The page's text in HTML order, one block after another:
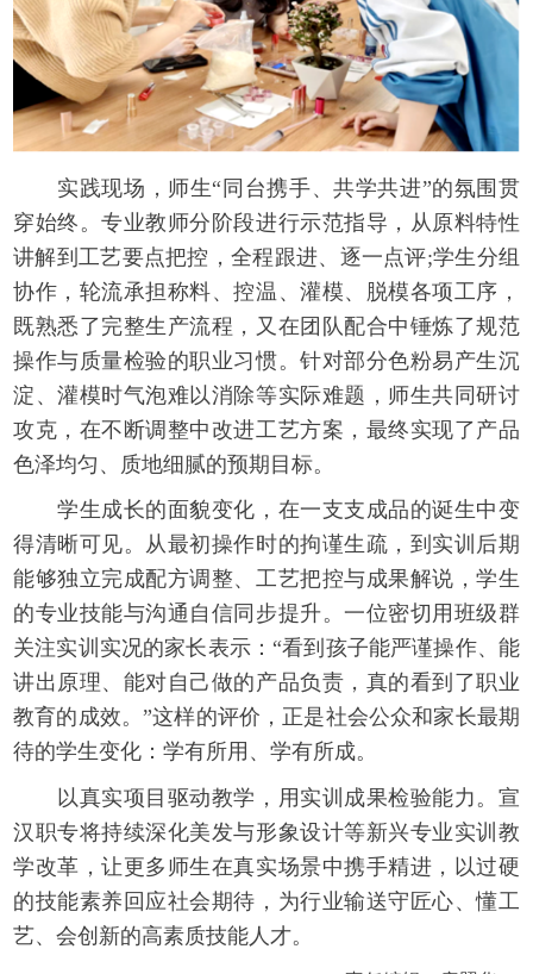
实践现场，师生“同台携手、共学共进”的氛围贯
穿始终。专业教师分阶段进行示范指导，从原料特性
讲解到工艺要点把控，全程跟进、逐一点评;学生分组
协作，轮流承担称料、控温、灌模、脱模各项工序，
既熟悉了完整生产流程，又在团队配合中锤炼了规范
操作与质量检验的职业习惯。针对部分色粉易产生沉
淀、灌模时气泡难以消除等实际难题，师生共同研讨
攻克，在不断调整中改进工艺方案，最终实现了产品
色泽均匀、质地细腻的预期目标。
学生成长的面貌变化，在一支支成品的诞生中变
得清晰可见。从最初操作时的拘谨生疏，到实训后期
能够独立完成配方调整、工艺把控与成果解说，学生
的专业技能与沟通自信同步提升。一位密切用班级群
关注实训实况的家长表示：“看到孩子能严谨操作、能
讲出原理、能对自己做的产品负责，真的看到了职业
教育的成效。”这样的评价，正是社会公众和家长最期
待的学生变化：学有所用、学有所成。
以真实项目驱动教学，用实训成果检验能力。宣
汉职专将持续深化美发与形象设计等新兴专业实训教
学改革，让更多师生在真实场景中携手精进，以过硬
的技能素养回应社会期待，为行业输送守匠心、懂工
艺、会创新的高素质技能人才。